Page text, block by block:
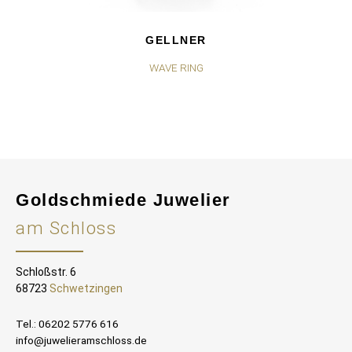
GELLNER
WAVE RING
Goldschmiede Juwelier
am Schloss
Schloßstr. 6
68723 Schwetzingen
Tel.: 06202 5776 616
info@juwelieramschloss.de